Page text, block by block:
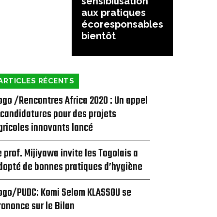
aux pratiques
écoresponsables
bientôt
RÉCENTS
/Rencontres Africa 2020 : Un appel
pour des projets
innovants lancé
prof. Mijiyawa invite les Togolais a
de bonnes pratiques d’hygiène
PUDC: Komi Selom KLASSOU se
sur le Bilan